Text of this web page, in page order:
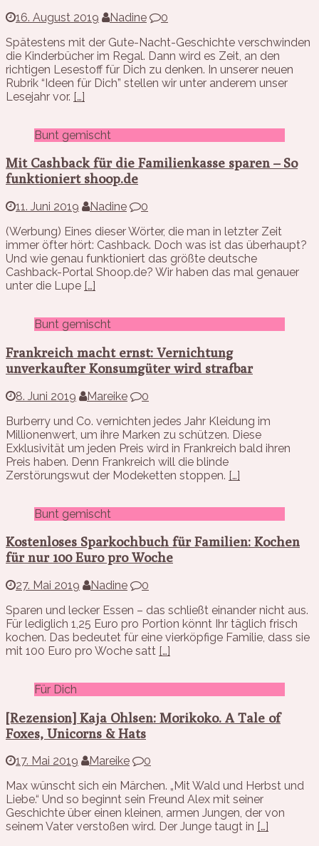
16. August 2019 Nadine
0
Spätestens mit der Gute-Nacht-Geschichte verschwinden
die Kinderbücher im Regal. Dann wird es Zeit, an den
richtigen Lesestoff für Dich zu denken. In unserer neuen
Rubrik “Ideen für Dich” stellen wir unter anderem unser
Lesejahr vor. […]
Bunt gemischt
Mit Cashback für die Familienkasse sparen – So
funktioniert shoop.de
11. Juni 2019 Nadine
0
(Werbung) Eines dieser Wörter, die man in letzter Zeit
immer öfter hört: Cashback. Doch was ist das überhaupt?
Und wie genau funktioniert das größte deutsche
Cashback-Portal Shoop.de? Wir haben das mal genauer
unter die Lupe […]
Bunt gemischt
Frankreich macht ernst: Vernichtung
unverkaufter Konsumgüter wird strafbar
8. Juni 2019 Mareike
0
Burberry und Co. vernichten jedes Jahr Kleidung im
Millionenwert, um ihre Marken zu schützen. Diese
Exklusivität um jeden Preis wird in Frankreich bald ihren
Preis haben. Denn Frankreich will die blinde
Zerstörungswut der Modeketten stoppen. […]
Bunt gemischt
Kostenloses Sparkochbuch für Familien: Kochen
für nur 100 Euro pro Woche
27. Mai 2019 Nadine
0
Sparen und lecker Essen – das schließt einander nicht aus.
Für lediglich 1,25 Euro pro Portion könnt Ihr täglich frisch
kochen. Das bedeutet für eine vierköpfige Familie, dass sie
mit 100 Euro pro Woche satt […]
Für Dich
[Rezension] Kaja Ohlsen: Morikoko. A Tale of
Foxes, Unicorns & Hats
17. Mai 2019 Mareike
0
Max wünscht sich ein Märchen. „Mit Wald und Herbst und
Liebe.“ Und so beginnt sein Freund Alex mit seiner
Geschichte über einen kleinen, armen Jungen, der von
seinem Vater verstoßen wird. Der Junge taugt in […]